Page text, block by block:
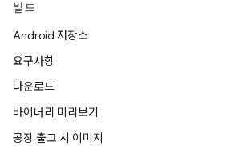
빌드
Android 저장소
요구사항
다운로드
바이너리 미리보기
공장 출고 시 이미지